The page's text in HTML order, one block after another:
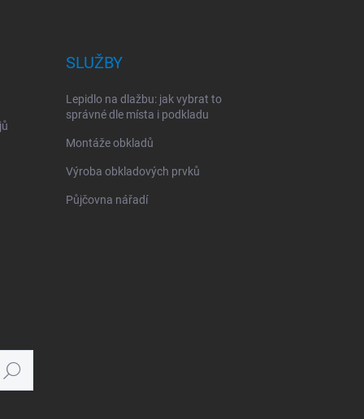
SLUŽBY
Lepidlo na dlažbu: jak vybrat to
správné dle místa i podkladu
Montáže obkladů
Výroba obkladových prvků
Půjčovna nářadí